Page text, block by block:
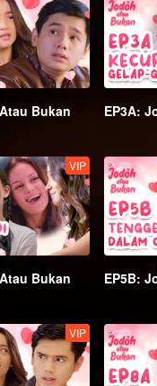
Bukan EP3A:
VIP
Bukan EP5B:
VIP